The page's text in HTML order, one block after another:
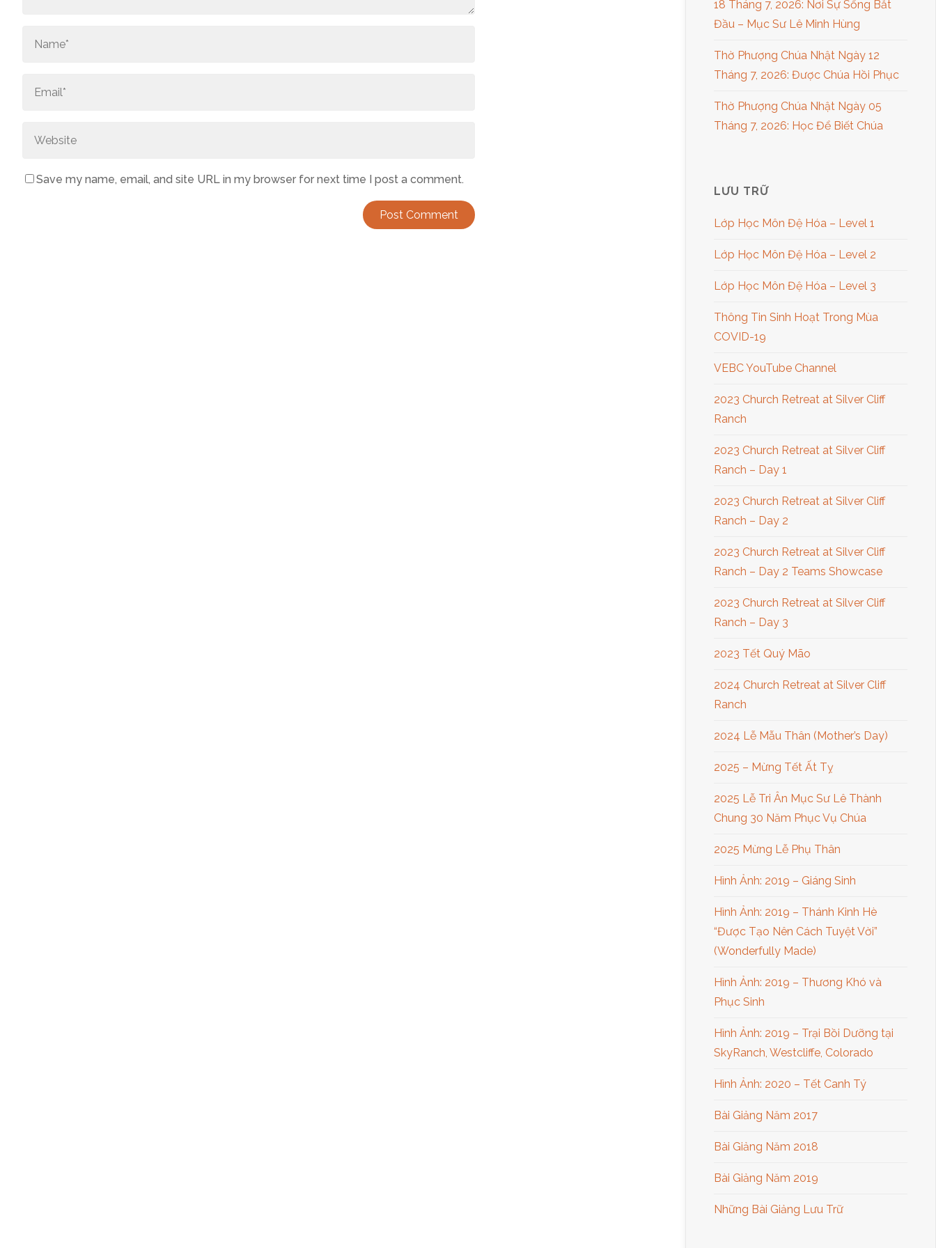
Save my name, email, and site URL in my browser for next time I post a comment.
18 Tháng 7, 2026: Nơi Sự Sống Bắt
Đầu – Mục Sư Lê Minh Hùng
Thờ Phượng Chúa Nhật Ngày 12
Tháng 7, 2026: Được Chúa Hồi Phục
Thờ Phượng Chúa Nhật Ngày 05
Tháng 7, 2026: Học Để Biết Chúa
LƯU TRỮ
Lớp Học Môn Đệ Hóa – Level 1
Lớp Học Môn Đệ Hóa – Level 2
Lớp Học Môn Đệ Hóa – Level 3
Thông Tin Sinh Hoạt Trong Mùa
COVID-19
VEBC YouTube Channel
2023 Church Retreat at Silver Cliff
Ranch
2023 Church Retreat at Silver Cliff
Ranch – Day 1
2023 Church Retreat at Silver Cliff
Ranch – Day 2
2023 Church Retreat at Silver Cliff
Ranch – Day 2 Teams Showcase
2023 Church Retreat at Silver Cliff
Ranch – Day 3
2023 Tết Quý Mão
2024 Church Retreat at Silver Cliff
Ranch
2024 Lễ Mẫu Thân (Mother’s Day)
2025 – Mừng Tết Ất Tỵ
2025 Lễ Tri Ân Mục Sư Lê Thành
Chung 30 Năm Phục Vụ Chúa
2025 Mừng Lễ Phụ Thân
Hình Ảnh: 2019 – Giáng Sinh
Hình Ảnh: 2019 – Thánh Kinh Hè
“Được Tạo Nên Cách Tuyệt Vời”
(Wonderfully Made)
Hình Ảnh: 2019 – Thương Khó và
Phục Sinh
Hình Ảnh: 2019 – Trại Bồi Dưỡng tại
SkyRanch, Westcliffe, Colorado
Hình Ảnh: 2020 – Tết Canh Tý
Bài Giảng Năm 2017
Bài Giảng Năm 2018
Bài Giảng Năm 2019
Những Bài Giảng Lưu Trữ